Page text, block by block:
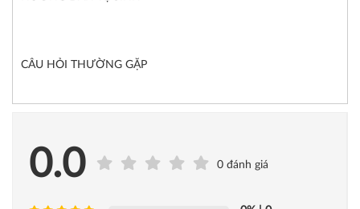
CÂU HỎI THƯỜNG GẶP
0.0 0 đánh giá